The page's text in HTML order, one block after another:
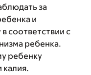
за
и
соответствии с
ребенка.
ребенку
калия.